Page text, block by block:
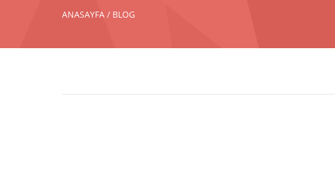
ANASAYFA BLOG